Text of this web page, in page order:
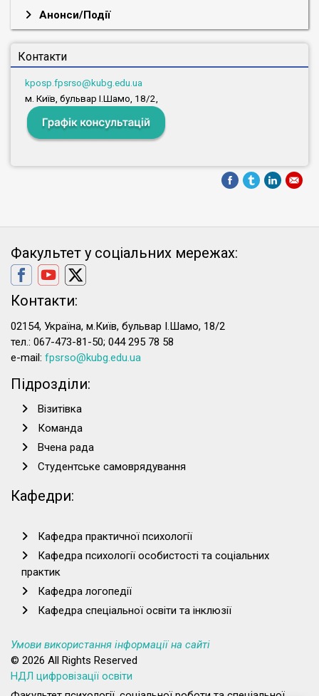
Анонси/Події
Контакти
kposp.fpsrso@kubg.edu.ua
м. Київ, бульвар І.Шамо, 18/2,
Факультет у соціальних мережах:
Контакти:
02154, Україна, м.Київ, бульвар І.Шамо, 18/2
тел.: 067-473-81-50; 044 295 78 58
e-mail: fpsrso@kubg.edu.ua
Підрозділи:
Візитівка
Команда
Вчена рада
Студентське самоврядування
Кафедри:
Кафедра практичної психології
Кафедра психології особистості та соціальних
практик
Кафедра логопедії
Кафедра спеціальної освіти та інклюзії
Умови використання інформації на сайті
© 2026 All Rights Reserved
НДЛ цифровізації освіти